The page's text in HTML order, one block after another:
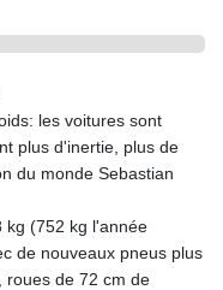
les voitures sont
plus d'inertie, plus de
du monde Sebastian
kg (752 kg l'année
de nouveaux pneus plus
roues de 72 cm de